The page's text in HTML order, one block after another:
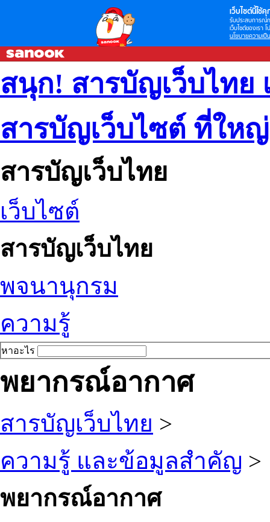
เว็บไซต์นี้ใช้คุ
รับประสบการณ์
เว็บไซต์ของเรา
นโยบายความเป็
สนุก! สารบัญเว็บไทย
สารบัญเว็บไซต์ ที่ให
สารบัญเว็บไทย
เว็บไซต์
สารบัญเว็บไทย
พจนานุกรม
ความรู้
หาอะไร
พยากรณ์อากาศ
สารบัญเว็บไทย >
ความรู้ และข้อมูลสำคัญ >
พยากรณ์อากาศ